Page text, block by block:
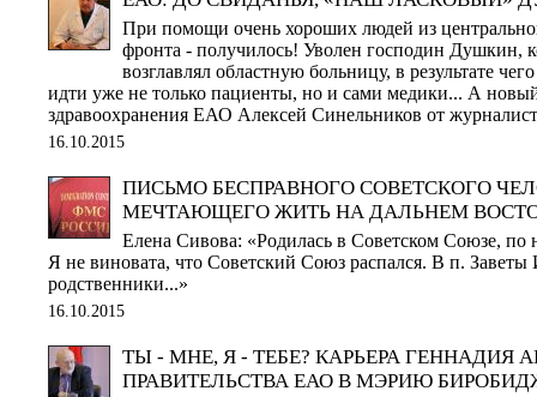
При помощи очень хороших людей из
фронта - получилось! Уволен господин Душкин,
возглавлял областную больницу, в результате
идти уже не только пациенты, но и сами медики... А
здравоохранения ЕАО Алексей Синельников от
16.10.2015
ПИСЬМО БЕСПРАВНОГО СОВЕТСКОГО
МЕЧТАЮЩЕГО ЖИТЬ НА ДАЛЬНЕМ
Елена Сивова: «Родилась в Советском Союзе, по
Я не виновата, что Советский Союз распался. В п.
родственники...»
16.10.2015
ТЫ - МНЕ, Я - ТЕБЕ? КАРЬЕРА ГЕННАДИЯ
ПРАВИТЕЛЬСТВА ЕАО В МЭРИЮ